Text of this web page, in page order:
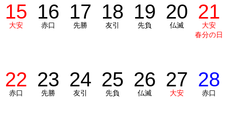
15
大安
16
赤口
17
先勝
18
友引
19
先負
20
仏滅
21
大安
春分の日
22
赤口
23
先勝
24
友引
25
先負
26
仏滅
27
大安
28
赤口